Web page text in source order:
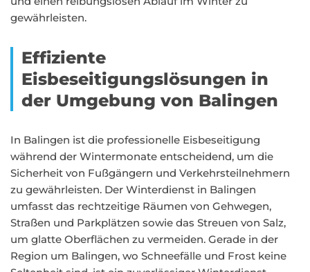
gewährleisten.
Effiziente
Eisbeseitigungslösungen in
der Umgebung von Balingen
In Balingen ist die professionelle Eisbeseitigung
während der Wintermonate entscheidend, um die
Sicherheit von Fußgängern und Verkehrsteilnehmern
zu gewährleisten. Der Winterdienst in Balingen
umfasst das rechtzeitige Räumen von Gehwegen,
Straßen und Parkplätzen sowie das Streuen von Salz,
um glatte Oberflächen zu vermeiden. Gerade in der
Region um Balingen, wo Schneefälle und Frost keine